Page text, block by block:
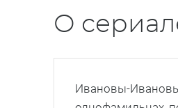
О
Ивановы-